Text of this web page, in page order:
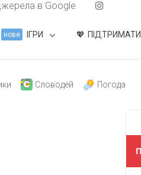
в Google
нове ІГРИ ПІДТРИМАТИ
Словодей Погода